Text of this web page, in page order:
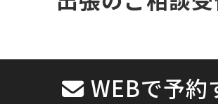
WEBで予約